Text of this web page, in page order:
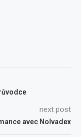
next post
avec Nolvadex